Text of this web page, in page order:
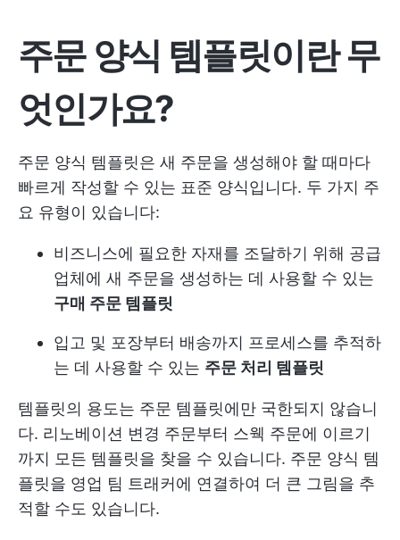
주문 양식 템플릿이란 무
엇인가요?
주문 양식 템플릿은 새 주문을 생성해야 할 때마다
빠르게 작성할 수 있는 표준 양식입니다. 두 가지 주
요 유형이 있습니다:
비즈니스에 필요한 자재를 조달하기 위해 공급
업체에 새 주문을 생성하는 데 사용할 수 있는
구매 주문 템플릿
입고 및 포장부터 배송까지 프로세스를 추적하
는 데 사용할 수 있는 주문 처리 템플릿
템플릿의 용도는 주문 템플릿에만 국한되지 않습니
다. 리노베이션 변경 주문부터 스웩 주문에 이르기
까지 모든 템플릿을 찾을 수 있습니다. 주문 양식 템
플릿을 영업 팀 트래커에 연결하여 더 큰 그림을 추
적할 수도 있습니다.